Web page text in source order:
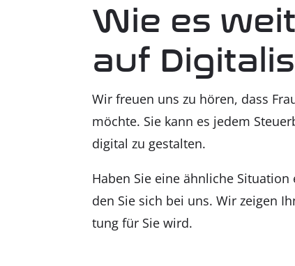
Wie es
auf
Wir freu­en uns zu hören, dass
möch­te. Sie kann es jedem
digi­tal zu gestal­ten.
Haben Sie eine ähn­li­che
den Sie sich bei uns. Wir zei­gen
tung für Sie wird.